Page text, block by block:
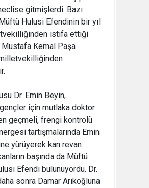
gitmişlerdi. Bazı
Hulusi Efendinin bir yıl
istifa ettiği
Kemal Paşa
Dr. Emin Beyin,
için mutlaka doktor
geçmeli, frengi kontrolü
tartışmalarında Emin
yürüyerek kan revan
başında da Müftü
Efendi bulunuyordu. Dr.
sonra Damar Arıkoğluna